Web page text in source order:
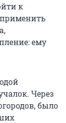
к
ему
Через
было